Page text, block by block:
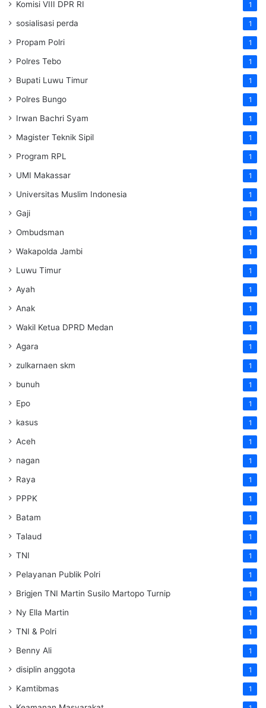
Komisi VIII DPR RI 1
sosialisasi perda 1
Propam Polri 1
Polres Tebo 1
Bupati Luwu Timur 1
Polres Bungo 1
Irwan Bachri Syam 1
Magister Teknik Sipil 1
Program RPL 1
UMI Makassar 1
Universitas Muslim Indonesia 1
Gaji 1
Ombudsman 1
Wakapolda Jambi 1
Luwu Timur 1
Ayah 1
Anak 1
Wakil Ketua DPRD Medan 1
Agara 1
zulkarnaen skm 1
bunuh 1
Epo 1
kasus 1
Aceh 1
nagan 1
Raya 1
PPPK 1
Batam 1
Talaud 1
TNI 1
Pelayanan Publik Polri 1
Brigjen TNI Martin Susilo Martopo Turnip 1
Ny Ella Martin 1
TNI & Polri 1
Benny Ali 1
disiplin anggota 1
Kamtibmas 1